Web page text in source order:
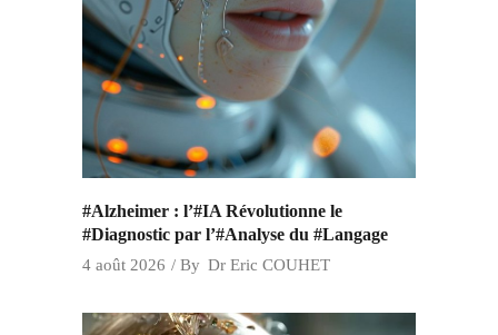
#Alzheimer : l’#IA Révolutionne le
#Diagnostic par l’#Analyse du #Langage
4 août 2026 By Dr Eric COUHET